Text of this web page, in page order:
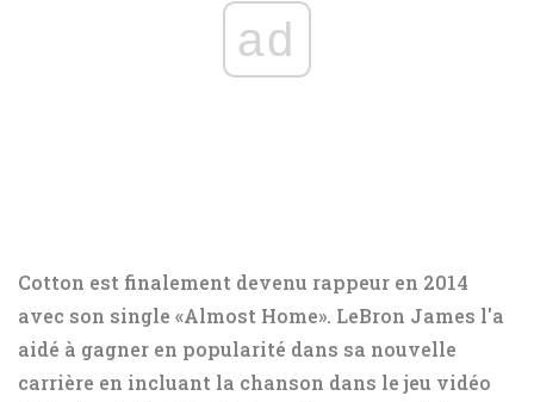
ad
Cotton est finalement devenu rappeur en 2014
avec son single «Almost Home». LeBron James l'a
aidé à gagner en popularité dans sa nouvelle
carrière en incluant la chanson dans le jeu vidéo